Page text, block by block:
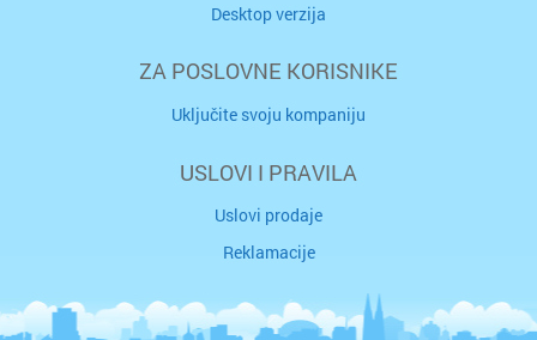
Desktop verzija
ZA POSLOVNE KORISNIKE
Uključite svoju kompaniju
USLOVI I PRAVILA
Uslovi prodaje
Reklamacije